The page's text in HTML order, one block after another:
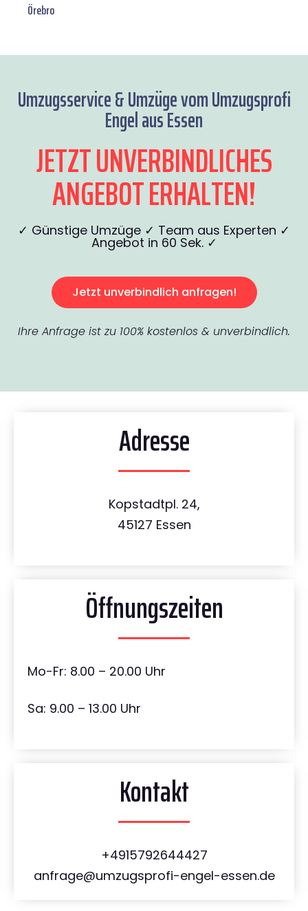
Örebro
Umzugsservice & Umzüge vom Umzugsprofi
Engel aus Essen
JETZT UNVERBINDLICHES
ANGEBOT ERHALTEN!
✓ Günstige Umzüge ✓ Team aus Experten ✓
Angebot in 60 Sek. ✓
Jetzt unverbindlich anfragen!
Ihre Anfrage ist zu 100% kostenlos & unverbindlich.
Adresse
Kopstadtpl. 24,
45127 Essen
Öffnungszeiten
Mo-Fr: 8.00 – 20.00 Uhr
Sa: 9.00 – 13.00 Uhr
Kontakt
+4915792644427
anfrage@umzugsprofi-engel-essen.de